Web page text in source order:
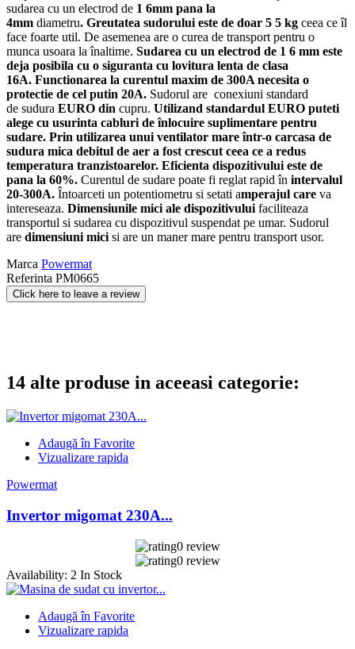
sudarea cu un electrod de 1 6mm pana la
4mm diametru. Greutatea sudorului este de doar 5 5 kg ceea ce îl
face foarte util. De asemenea are o curea de transport pentru o
munca usoara la înaltime. Sudarea cu un electrod de 1 6 mm este
deja posibila cu o siguranta cu lovitura lenta de clasa
16A. Functionarea la curentul maxim de 300A necesita o
protectie de cel putin 20A. Sudorul are conexiuni standard
de sudura EURO din cupru. Utilizand standardul EURO puteti
alege cu usurinta cabluri de înlocuire suplimentare pentru
sudare. Prin utilizarea unui ventilator mare într-o carcasa de
sudura mica debitul de aer a fost crescut ceea ce a redus
temperatura tranzistoarelor. Eficienta dispozitivului este de
pana la 60%. Curentul de sudare poate fi reglat rapid în intervalul
20-300A. Întoarceti un potentiometru si setati amperajul care va
intereseaza. Dimensiunile mici ale dispozitivuluifaciliteaza
transportul si sudarea cu dispozitivul suspendat pe umar. Sudorul
are dimensiuni micisi are un maner mare pentru transport usor.
Marca Powermat
Referinta PM0665
Click here to leave a review
14 alte produse in aceeasi categorie:
Adaugă în Favorite
Vizualizare rapida
Powermat
Invertor migomat 230A...
0 review
0 review
Availability: 2 In Stock
Adaugă în Favorite
Vizualizare rapida